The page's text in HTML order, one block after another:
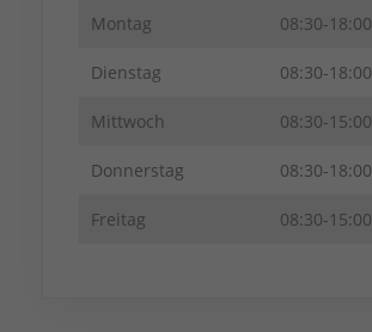
Montag 08:30-18:00
Dienstag 08:30-18:00
Mittwoch 08:30-15:00
Donnerstag 08:30-18:00
Freitag 08:30-15:00